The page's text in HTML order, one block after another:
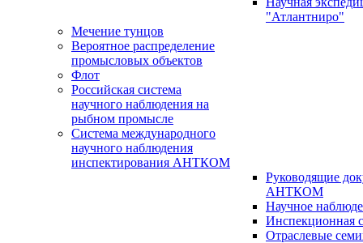
"Атлантниро"
Мечение тунцов
Вероятное распределение
промысловых объектов
Флот
Российская система
научного наблюдения на
рыбном промысле
Система международного
научного наблюдения
инспектирования АНТКОМ
Руководящие
АНТКОМ
Научное
Инспекционная
Отраслевые